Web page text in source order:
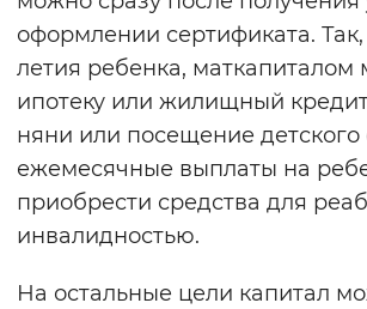
оформлении сертификата.
летия ребенка, маткапиталом
ипотеку или жилищный
няни или посещение
ежемесячные выплаты на
приобрести средства для
инвалидностью.
На остальные цели капитал